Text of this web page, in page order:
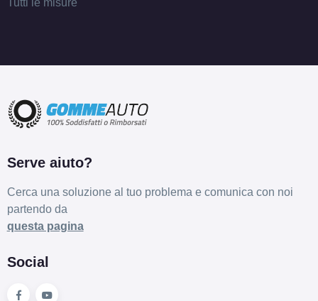
Serve aiuto?
Cerca una soluzione al tuo problema e comunica con noi
partendo da
questa pagina
Social